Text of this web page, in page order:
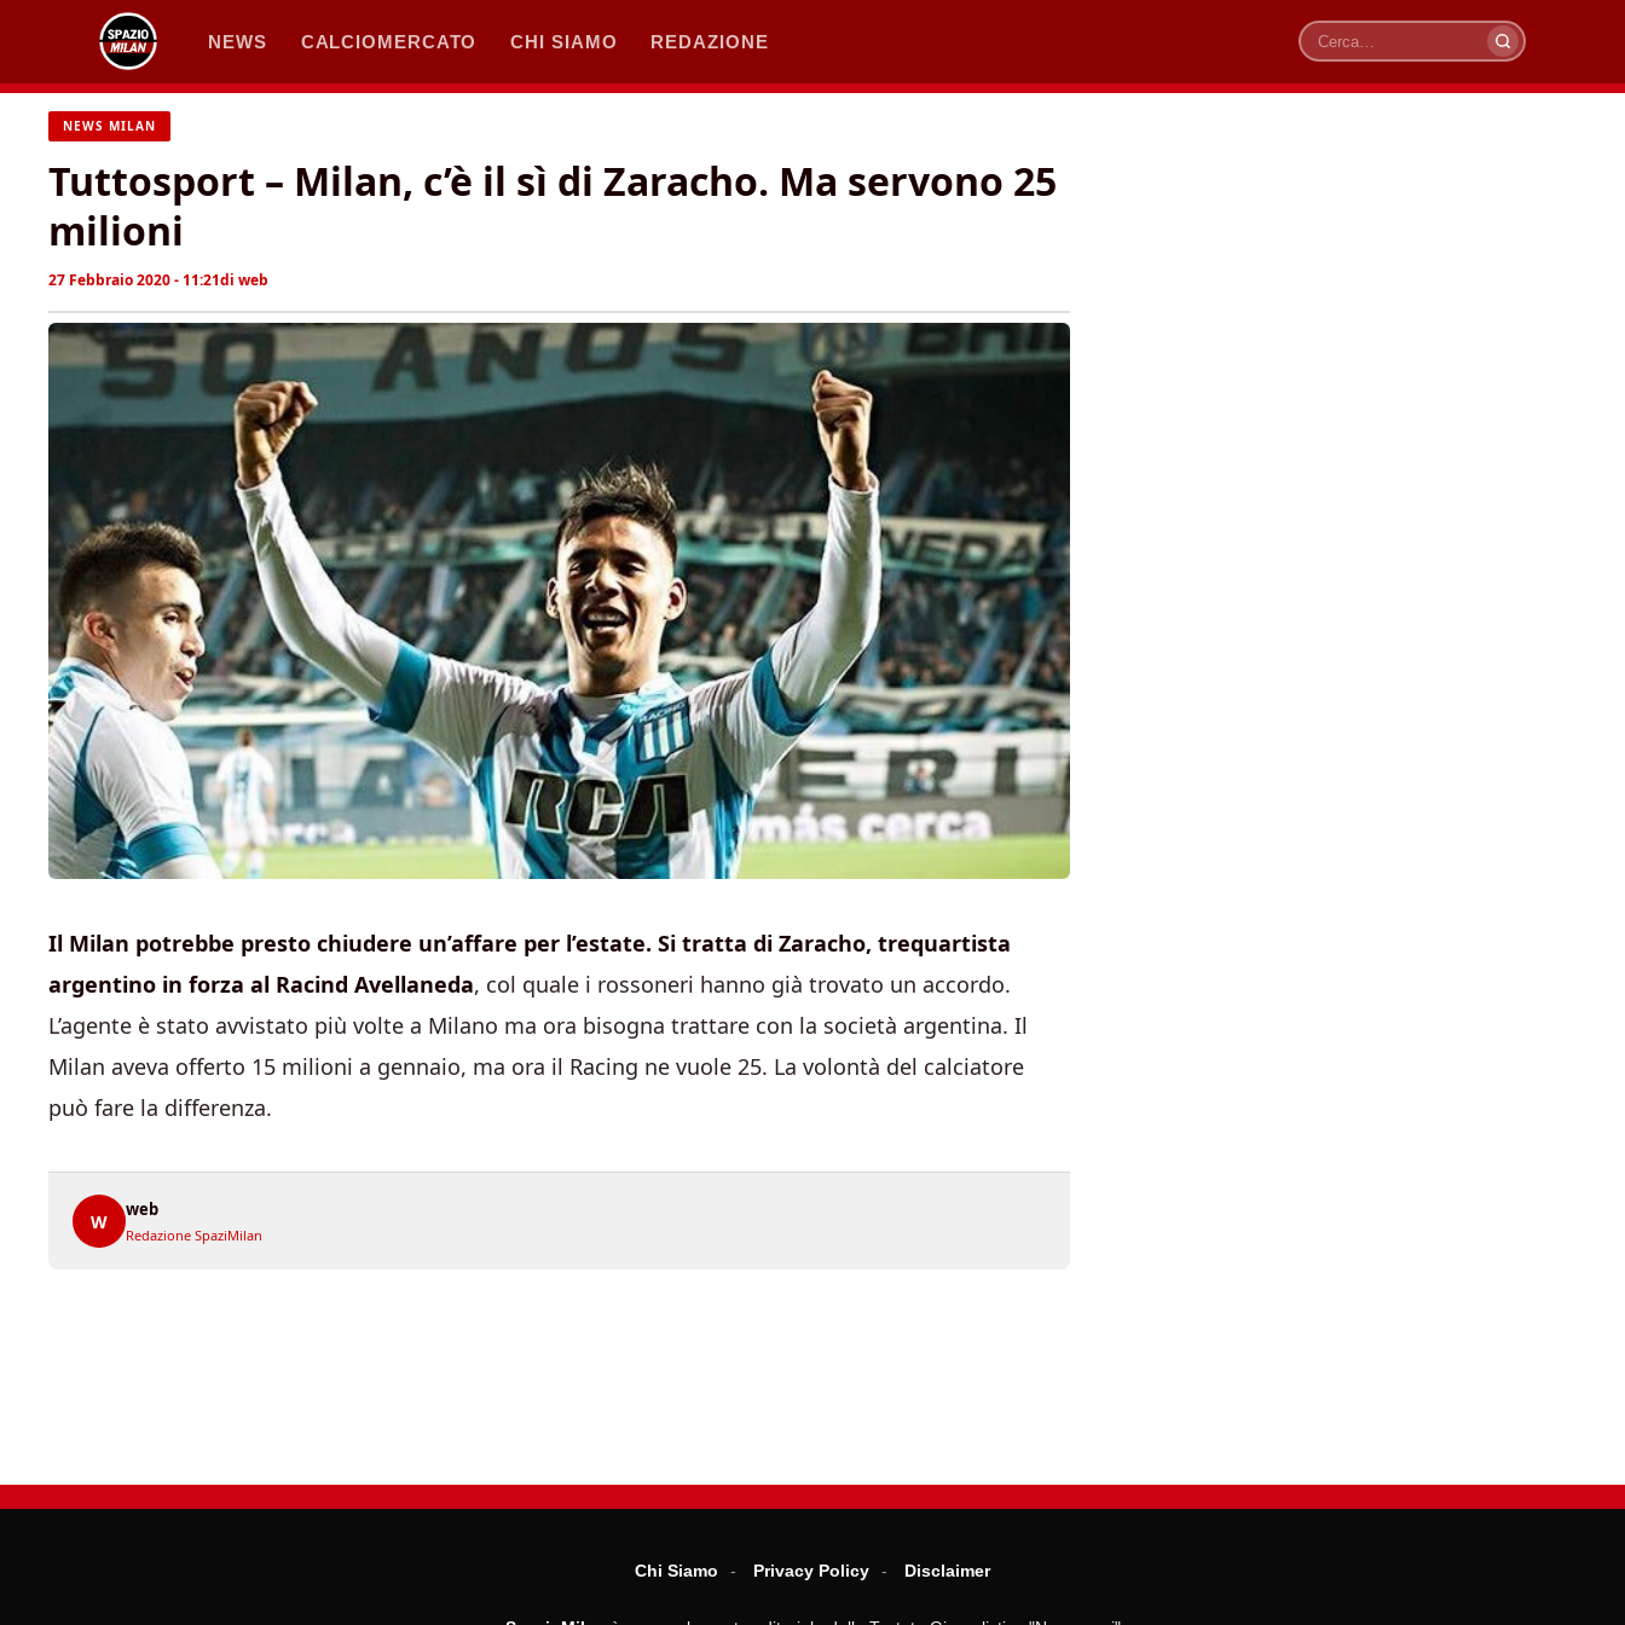
contenuto
NEWS CALCIOMERCATO CHI SIAMO REDAZIONE
Cerca
NEWS MILAN
Tuttosport – Milan, c’è il sì di Zaracho. Ma servono 25
milioni
27 Febbraio 2020 - 11:21di web
Il Milan potrebbe presto chiudere un’affare per l’estate. Si tratta di Zaracho, trequartista
argentino in forza al Racind Avellaneda, col quale i rossoneri hanno già trovato un accordo.
L’agente è stato avvistato più volte a Milano ma ora bisogna trattare con la società argentina. Il
Milan aveva offerto 15 milioni a gennaio, ma ora il Racing ne vuole 25. La volontà del calciatore
può fare la differenza.
W
web
Redazione SpaziMilan
Chi Siamo Privacy Policy Disclaimer